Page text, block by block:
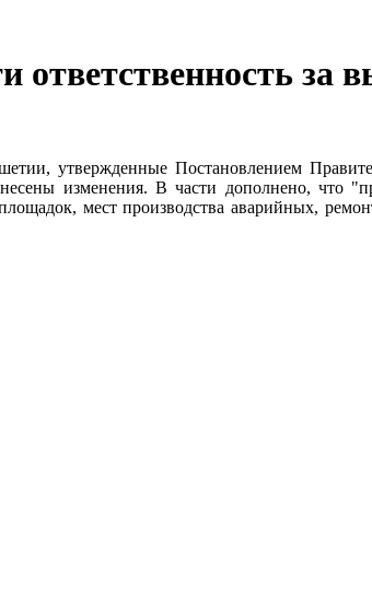
ответственность за
утвержденные Постановлением
изменения. В части дополнено, что
мест производства аварийных,